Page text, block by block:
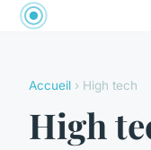
Accueil › High tech
High